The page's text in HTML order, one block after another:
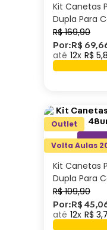
Kit Canetas
Dupla Para
– Zonacriativa
R$ 169,90
Por:R$ 69,
12 R$ 5,
Outlet
Volta Aulas
Kit Canetas
Dupla Para
– Zonacriativa
R$ 109,90
Por:R$ 45,
12 R$ 3,